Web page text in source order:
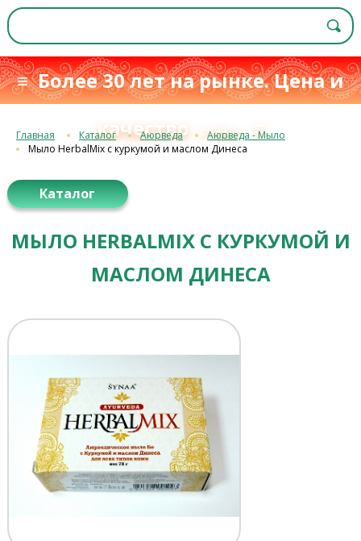
≡ Более 30 лет на рынке. Цена и
качество с 1993 г.≡
Главная Каталог Аюрведа
Аюрведа - Мыло
Мыло HerbalMix с куркумой и маслом Динеса
Каталог
МЫЛО HERBALMIX С КУРКУМОЙ И
МАСЛОМ ДИНЕСА